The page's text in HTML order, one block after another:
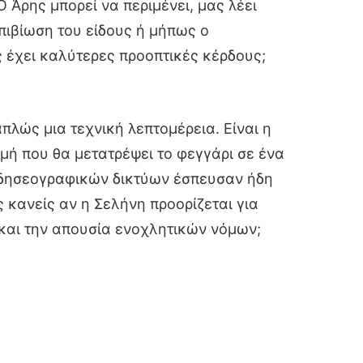
μπορεί να περιμένει, μας λέει
του είδους ή μήπως ο
καλύτερες προοπτικές κέρδους;
μια τεχνική λεπτομέρεια. Είναι η
που θα μετατρέψει το φεγγάρι σε ένα
δικτύων έσπευσαν ήδη
αν η Σελήνη προορίζεται για
την απουσία ενοχλητικών νόμων;